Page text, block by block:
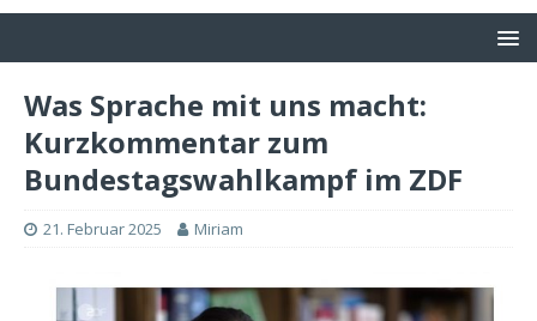
Was Sprache mit uns macht:
Kurzkommentar zum
Bundestagswahlkampf im ZDF
21. Februar 2025 Miriam